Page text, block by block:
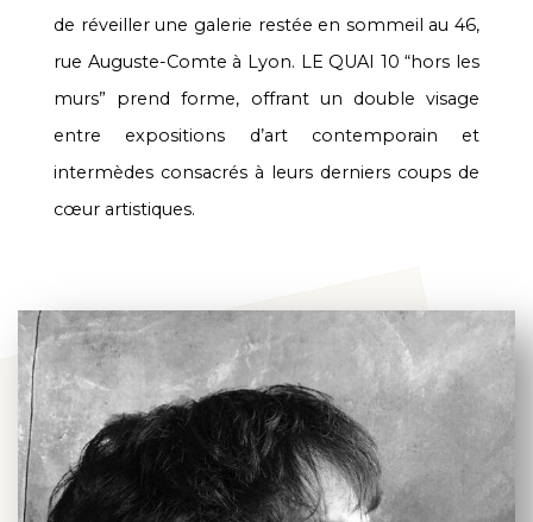
de réveiller une galerie restée en sommeil au 46,
rue Auguste-Comte à Lyon. LE QUAI 10 “hors les
murs” prend forme, offrant un double visage
entre expositions d’art contemporain et
intermèdes consacrés à leurs derniers coups de
cœur artistiques.